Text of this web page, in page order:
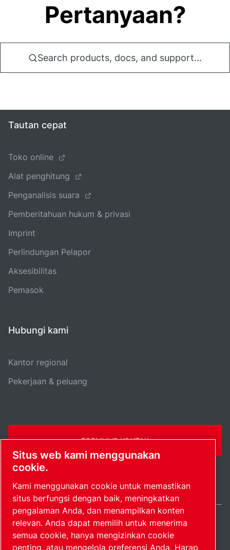
Pertanyaan?
Search products, docs, and support...
Tautan cepat
Toko online
Alat penghitung
Penganalisis suara
Pemberitahuan hukum & privasi
Imprint
Perlindungan Pelapor
Aksesibilitas
Pemasok
Hubungi kami
Kantor regional
Pekerjaan & peluang
FORMULIR KONTAK
Peta situsKelola preferensi© 2026 Hak Cipta.
Indonesia / IN
Situs web kami menggunakan
cookie.
Kami menggunakan cookie untuk memastikan
situs berfungsi dengan baik, meningkatkan
pengalaman Anda, dan menampilkan konten
relevan. Anda dapat memilih untuk menerima
semua cookie, hanya mengizinkan cookie
penting, atau mengelola preferensi Anda. Harap